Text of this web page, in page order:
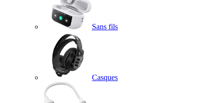
Sans fils
Casques